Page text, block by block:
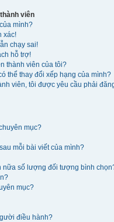
viên
mình?
xác!
chạy sai!
hỗ trợ!
thành viên của tôi?
thể thay đổi xếp hạng của mình?
viên, tôi được yêu cầu phải
mục?
mỗi bài viết của mình?
nữa số lượng đối tượng bình
mục?
điều hành?